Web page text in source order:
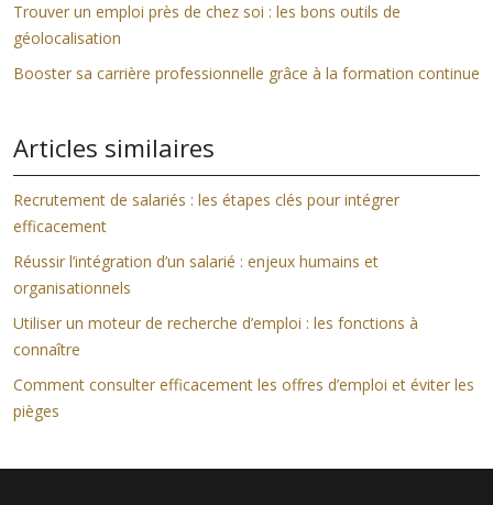
Trouver un emploi près de chez soi : les bons outils de
géolocalisation
Booster sa carrière professionnelle grâce à la formation continue
Articles similaires
Recrutement de salariés : les étapes clés pour intégrer
efficacement
Réussir l’intégration d’un salarié : enjeux humains et
organisationnels
Utiliser un moteur de recherche d’emploi : les fonctions à
connaître
Comment consulter efficacement les offres d’emploi et éviter les
pièges